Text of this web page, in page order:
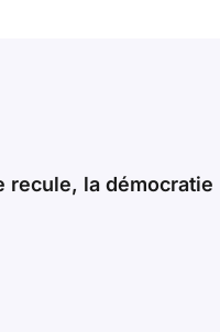
recule, la démocratie